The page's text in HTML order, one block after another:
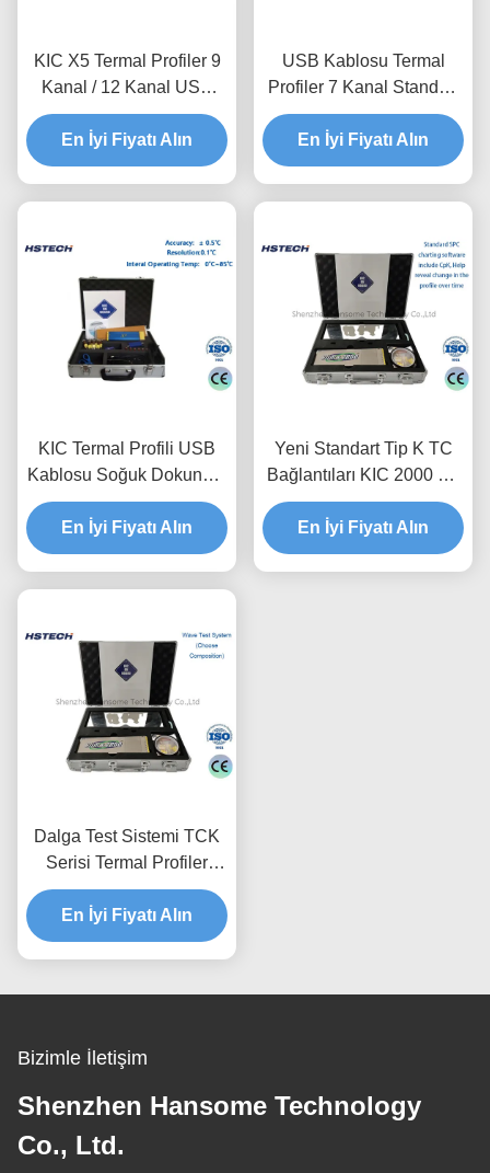
KIC X5 Termal Profiler 9
Kanal / 12 Kanal USB
Veri Okuyucu
En İyi Fiyatı Alın
USB Kablosu Termal
Profiler 7 Kanal Standart
Tip K Termokoplu KIC X5
En İyi Fiyatı Alın
KIC Termal Profili USB
Kablosu Soğuk Dokunma
Paslanmaz Çelik KIC X5
En İyi Fiyatı Alın
Yeni Standart Tip K TC
Bağlantıları KIC 2000 9V
Alkali Pilli Termal Profilier
En İyi Fiyatı Alın
Dalga Test Sistemi TCK
Serisi Termal Profiler
Elektronik Montaj için K
Tipi Termokopl
En İyi Fiyatı Alın
Bizimle İletişim
Shenzhen Hansome Technology
Co., Ltd.